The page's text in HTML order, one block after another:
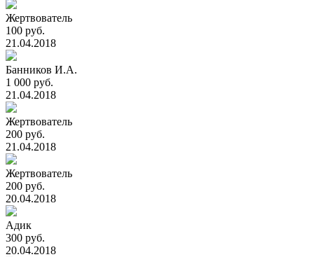
Жертвователь
100 руб.
21.04.2018
Банников И.А.
1 000 руб.
21.04.2018
Жертвователь
200 руб.
21.04.2018
Жертвователь
200 руб.
20.04.2018
Адик
300 руб.
20.04.2018